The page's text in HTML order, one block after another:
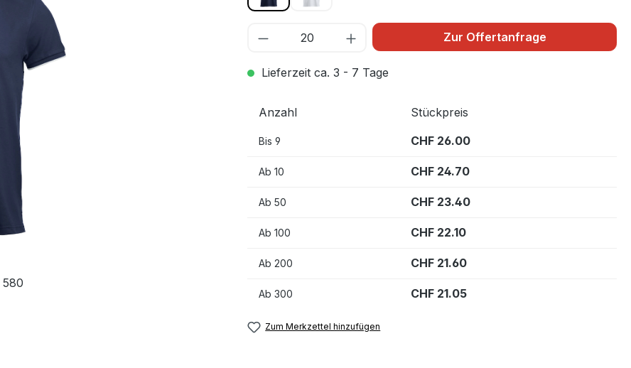
580
Zur Offertanfrage
Lieferzeit ca. 3 - 7 Tage
Anzahl Stückpreis
Bis 9 CHF 26.00
Ab 10 CHF 24.70
Ab 50 CHF 23.40
Ab 100 CHF 22.10
Ab 200 CHF 21.60
Ab 300 CHF 21.05
Zum Merkzettel hinzufügen